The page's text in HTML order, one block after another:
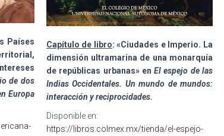
Países
de dos
Europa
Capítulo de libro: «Ciudades e Imperio. La
dimensión ultramarina de una monarquía
de repúblicas urbanas» enEl espejo de las
Indias Occidentales. Un mundo de mundos:
interacción y reciprocidades.
Disponible en:
https://libros.colmex.mx/tienda/el-espejo-